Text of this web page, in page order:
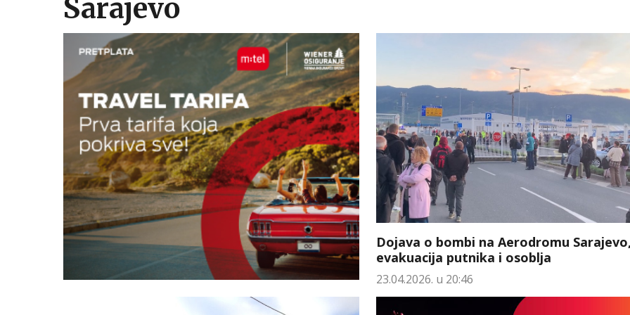
Sarajevo
Dojava o bombi na Aerodromu
evakuacija putnika i osoblja
23.04.2026. u 20:46